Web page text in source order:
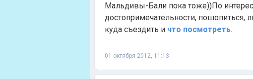
Мальдивы-Бали пока тоже))По
достопримечательности, пошопиться,
куда съездить и что посмотреть.
01 октября 2012, 11:13